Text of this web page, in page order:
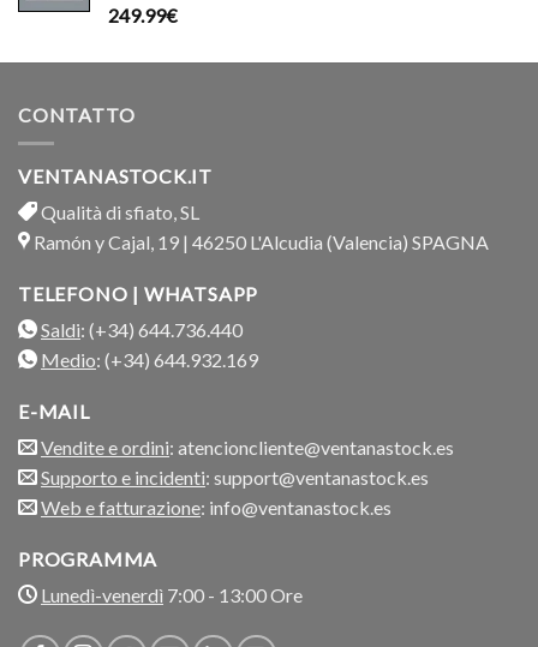
Valutato
249.99€
CONTATTO
VENTANASTOCK.IT
Qualità di sfiato, SL
Ramón y Cajal, 19 | 46250 L'Alcudia (Valencia) SPAGNA
TELEFONO | WHATSAPP
Saldi: (+34) 644.736.440
Medio: (+34) 644.932.169
E-MAIL
Vendite e ordini: atencioncliente@ventanastock.es
Supporto e incidenti: support@ventanastock.es
Web e fatturazione: info@ventanastock.es
PROGRAMMA
Lunedì-venerdì 7:00 - 13:00 Ore